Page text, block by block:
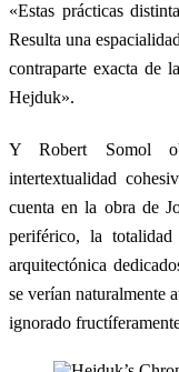
«Estas prácticas
Resulta una
contraparte exacta de
Hejduk».
Y Robert Somol
intertextualidad
cuenta en la obra de
periférico, la
arquitectónica
se verían naturalmente
ignorado